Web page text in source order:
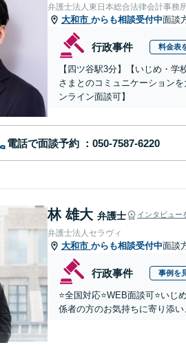
弁護士法人東日本総合法律会計事務
大和市 からも相談受付中面談
行政事件 料金表
【四ツ谷駅3分】【いじめ・
さまとのコミュニケーション
ンライン面談可】
電話で面談予約
林 雄大 弁護士 インタビュー
弁護士法人セラヴィ
大和市 からも相談受付中面談
行政事件 事例を
⭐️全国対応⭐️WEB面談可⭐️い
係者の方のお気持ちに寄り添